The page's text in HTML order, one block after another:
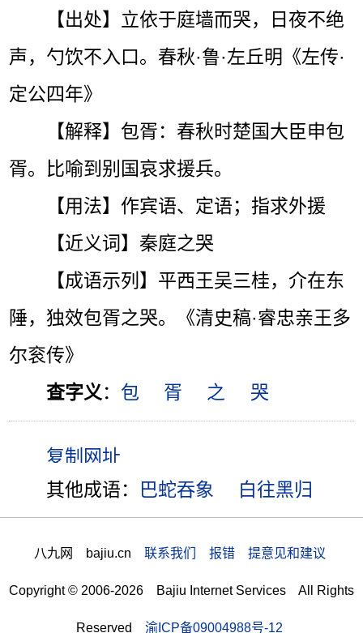
【出处】立依于庭墙而哭，日夜不绝
声，勺饮不入口。春秋·鲁·左丘明《左传·
定公四年》
【解释】包胥：春秋时楚国大臣申包
胥。比喻到别国哀求援兵。
【用法】作宾语、定语；指求外援
【近义词】秦庭之哭
【成语示列】平西王吴三桂，介在东
陲，独效包胥之哭。《清史稿·睿忠亲王多
尔衮传》
查字义 ： 包 胥 之 哭
其他成语： 巴蛇吞象 白往黑归
八九网 bajiu.cn 联系我们 报错 提意见和建议
Copyright © 2006-2026 Bajiu Internet Services All Rights
Reserved 渝ICP备09004988号-12